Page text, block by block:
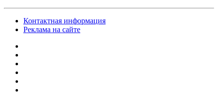
Контактная информация
Реклама на сайте